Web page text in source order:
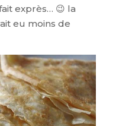
exprès… 😉 la
eu moins de